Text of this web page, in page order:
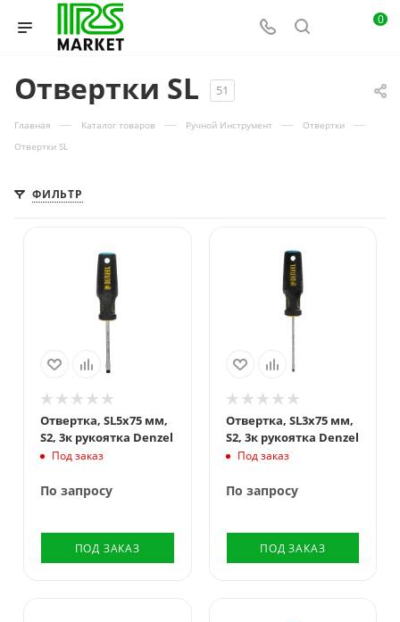
0
Отвертки SL 51
Главная — Каталог товаров — Ручной Инструмент — Отвертки —
Отвертки SL
ФИЛЬТР
Отвертка, SL5x75 мм,
S2, 3к рукоятка Denzel
Под заказ
По запросу
ПОД ЗАКАЗ
Отвертка, SL3х75 мм,
S2, 3к рукоятка Denzel
Под заказ
По запросу
ПОД ЗАКАЗ